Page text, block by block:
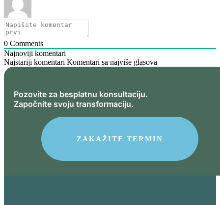
0 Comments
Najnoviji komentari
Najstariji komentari Komentari sa najviše glasova
Pozovite za besplatnu konsultaciju.
Započnite svoju transformaciju.
ZAKAŽITE TERMIN